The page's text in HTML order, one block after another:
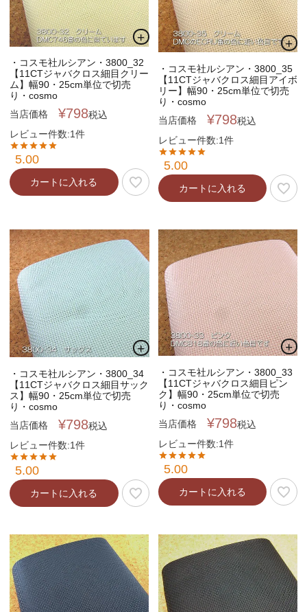
・コスモ社ルシアン・3800_32
【11CTジャバクロス細目クリー
ム】幅90・25cm単位で切売
り・cosmo
当店価格
¥798税込
レビュー件数:1件
5.00
カートに入れる
・コスモ社ルシアン・3800_35
【11CTジャバクロス細目アイボ
リー】幅90・25cm単位で切売
り・cosmo
当店価格
¥798税込
レビュー件数:1件
5.00
カートに入れる
・コスモ社ルシアン・3800_34
【11CTジャバクロス細目サック
ス】幅90・25cm単位で切売
り・cosmo
当店価格
¥798税込
レビュー件数:1件
5.00
カートに入れる
・コスモ社ルシアン・3800_33
【11CTジャバクロス細目ピン
ク】幅90・25cm単位で切売
り・cosmo
当店価格
¥798税込
レビュー件数:1件
5.00
カートに入れる